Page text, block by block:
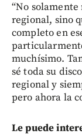
“No
regional, sino
completo en
muchísimo.
sé toda su
regional y
pero ahora la
Le puede